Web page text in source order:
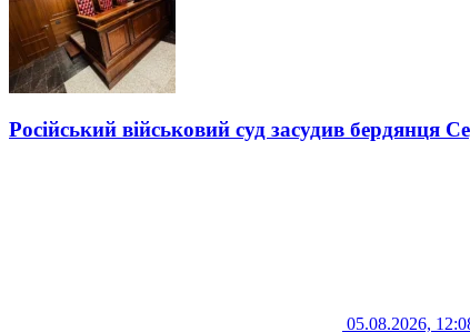
Російський військовий суд засудив бердянця
05.08.2026,